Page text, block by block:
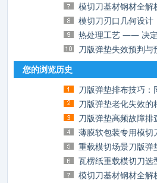
您的浏览历史